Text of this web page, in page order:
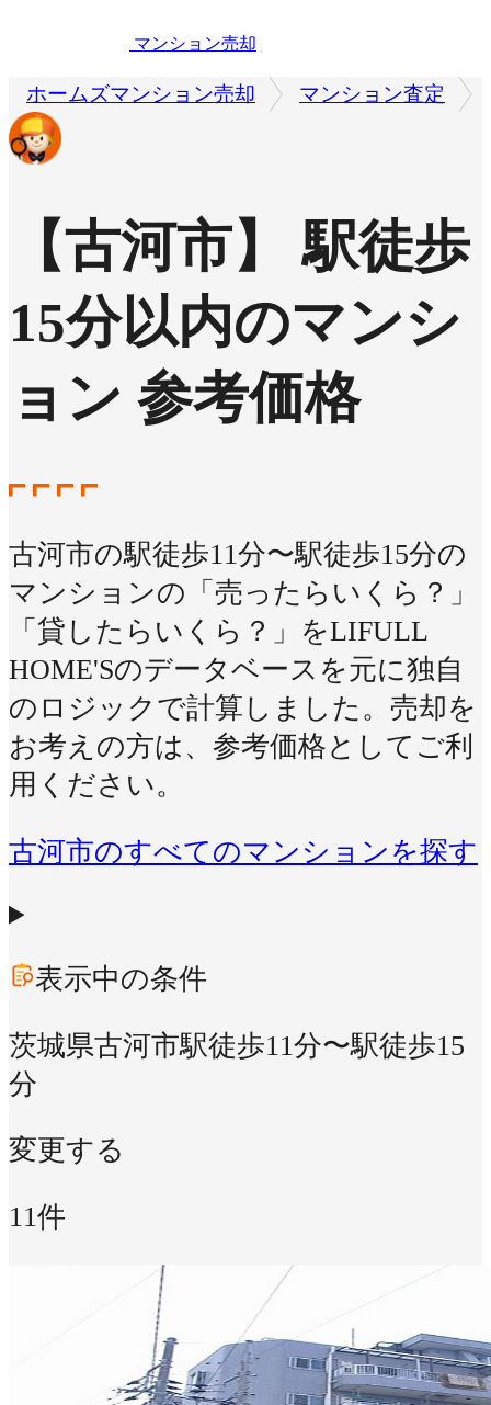
マンション売却
ホームズマンション売却 マンション査定
【古河市】 駅徒歩
15分以内のマンシ
ョン 参考価格
古河市の駅徒歩11分〜駅徒歩15分の
マンションの「売ったらいくら？」
「貸したらいくら？」をLIFULL
HOME'Sのデータベースを元に独自
のロジックで計算しました。売却を
お考えの方は、参考価格としてご利
用ください。
古河市のすべてのマンションを探す
表示中の条件
茨城県古河市駅徒歩11分〜駅徒歩15
分
変更する
11件